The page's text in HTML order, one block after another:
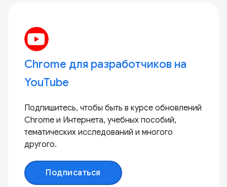
Chrome для разработчиков на
YouTube
Подпишитесь, чтобы быть в курсе обновлений
Chrome и Интернета, учебных пособий,
тематических исследований и многого
другого.
Подписаться